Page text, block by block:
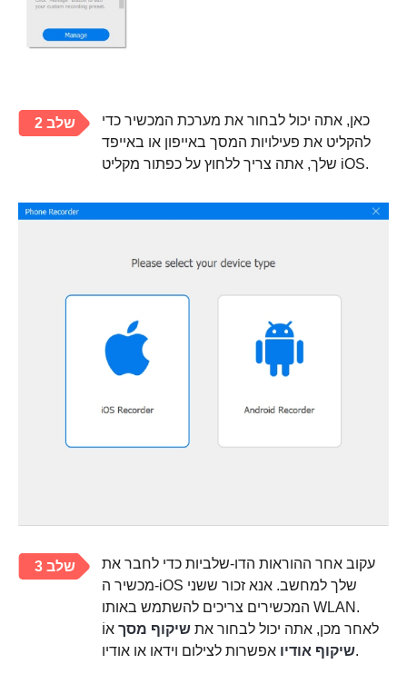
שלב 2
כאן, אתה יכול לבחור את מערכת המכשיר כדי
להקליט את פעילויות המסך באייפון או באייפד
שלך, אתה צריך ללחוץ על כפתור מקליט iOS.
שלב 3
עקוב אחר ההוראות הדו-שלביות כדי לחבר את
מכשיר ה-iOS שלך למחשב. אנא זכור ששני
המכשירים צריכים להשתמש באותו WLAN.
לאחר מכן, אתה יכול לבחור את שיקוף מסך אוֹ
שיקוף אודיואפשרות לצילום וידאו או אודיו.